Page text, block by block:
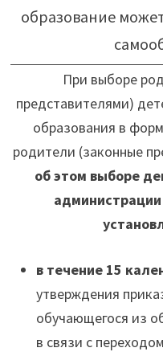
образование
При выборе
представителями)
образования в
родители (законные
об этом выборе
в течение 15
утверждения
обучающегося из
в связи с